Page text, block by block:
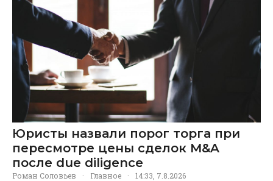
Юристы назвали порог торга при
пересмотре цены сделок M&A
после due diligence
Роман Соловьев · Главное · 14:33, 7.8.2026